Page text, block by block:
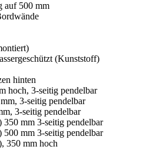
auf 500 mm
(Kunststoff)
hinten
hoch, 3-seitig pendelbar
3-seitig pendelbar
3-seitig pendelbar
350 mm 3-seitig pendelbar
500 mm 3-seitig pendelbar
350 mm hoch